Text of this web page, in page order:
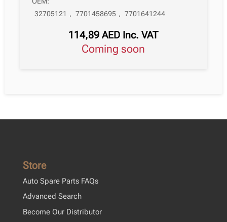
32705121 , 7701458695 , 7701641244
114,89AED Inc. VAT
Coming soon
Store
Auto Spare Parts FAQs
Advanced Search
Become Our Distributor